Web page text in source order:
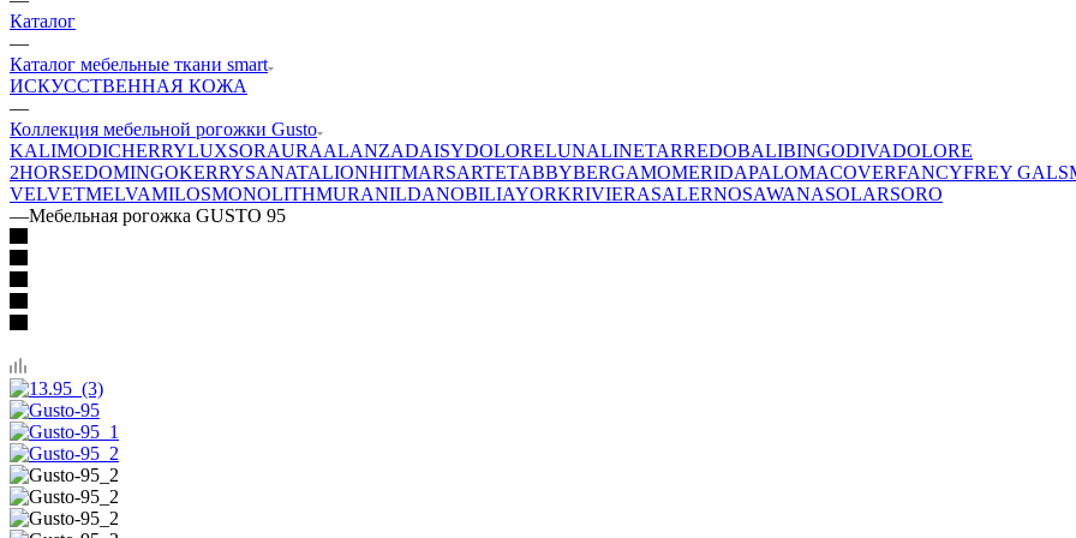
Каталог
—
Каталог мебельные ткани smart
ИСКУССТВЕННАЯ КОЖА
—
Коллекция мебельной рогожки Gusto
KALIMODICHERRYLUXSORAURAALANZADAISYDOLORELUNALINETARREDOBALIBINGODIVADOLORE
2HORSEDOMINGOKERRYSANATALIONHITMARSARTETABBYBERGAMOMERIDAPALOMACOVERFANCYFREY GALS
VELVETMELVAMILOSMONOLITHMURANILDANOBILIAYORKRIVIERASALERNOSAWANASOLARSORO
—Мебельная рогожка GUSTO 95